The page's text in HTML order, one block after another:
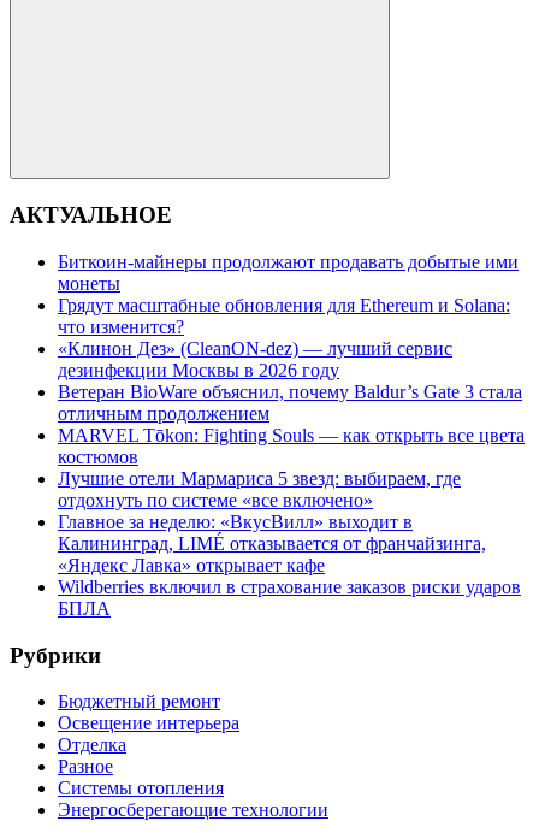
Поиск
АКТУАЛЬНОЕ
Биткоин-майнеры продолжают продавать добытые ими
монеты
Грядут масштабные обновления для Ethereum и Solana:
что изменится?
«Клинон Дез» (CleanON-dez) — лучший сервис
дезинфекции Москвы в 2026 году
Ветеран BioWare объяснил, почему Baldur’s Gate 3 стала
отличным продолжением
MARVEL Tōkon: Fighting Souls — как открыть все цвета
костюмов
Лучшие отели Мармариса 5 звезд: выбираем, где
отдохнуть по системе «все включено»
Главное за неделю: «ВкусВилл» выходит в
Калининград, LIMÉ отказывается от франчайзинга,
«Яндекс Лавка» открывает кафе
Wildberries включил в страхование заказов риски ударов
БПЛА
Рубрики
Бюджетный ремонт
Освещение интерьера
Отделка
Разное
Системы отопления
Энергосберегающие технологии